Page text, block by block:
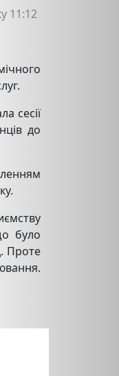
11:12
сесії
до
було
Проте